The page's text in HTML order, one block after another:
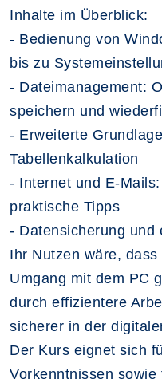
Inhalte im Überblick:
- Bedienung von
bis zu
- Dateimanagement:
speichern und
- Erweiterte
Tabellenkalkulation
- Internet und E-
praktische Tipps
- Datensicherung und
Ihr Nutzen wäre,
Umgang mit dem PC
durch effizientere
sicherer in der
Der Kurs eignet sich
Vorkenntnissen